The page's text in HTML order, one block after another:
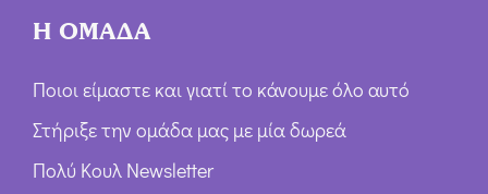
Η ΟΜΑΔΑ
Ποιοι είμαστε και γιατί το κάνουμε όλο αυτό
Στήριξε την ομάδα μας με μία δωρεά
Πολύ Κουλ Newsletter